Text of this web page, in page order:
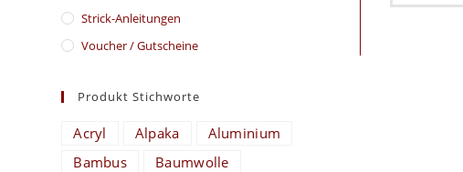
Strick-Anleitungen
Voucher / Gutscheine
Produkt Stichworte
Acryl Alpaka
Aluminium
Bambus
Baumwolle